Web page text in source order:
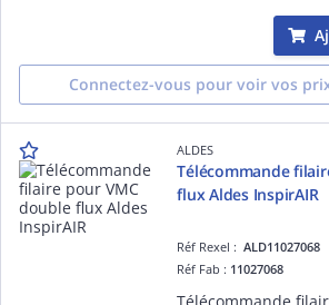
Connectez-vous pour voir vos
ALDES
Télécommande
flux Aldes InspirAIR
Réf Rexel :ALD11027068
Réf Fab : 11027068